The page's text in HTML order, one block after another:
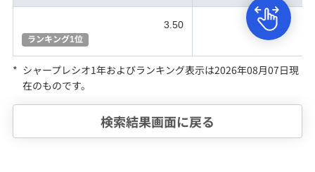
3.50
ランキング1位
* シャープレシオ1年およびランキング表示は2026年08月07日現
在のものです。
検索結果画面に戻る